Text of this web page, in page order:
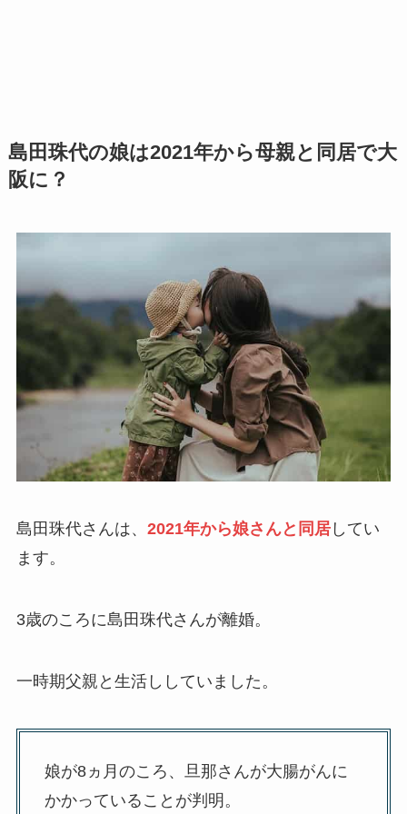
島田珠代の娘は2021年から母親と同居で大
阪に？
島田珠代さんは、 2021年から娘さんと同居してい
ます。
3歳のころに島田珠代さんが離婚。
一時期父親と生活ししていました。
娘が8ヵ月のころ、旦那さんが大腸がんに
かかっていることが判明。